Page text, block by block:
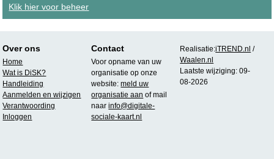
Klik hier voor beheer
Over ons
Home
Wat is DiSK?
Handleiding
Aanmelden en wijzigen
Verantwoording
Inloggen
Contact
Voor opname van uw
organisatie op onze
website:meld uw
organisatie aan of mail
naarinfo@digitale-
sociale-kaart.nl
Realisatie:iTREND.nl /
Waalen.nl
Laatste wijziging: 09-
08-2026